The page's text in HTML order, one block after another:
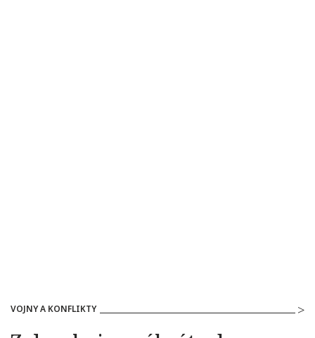
VOJNY A KONFLIKTY